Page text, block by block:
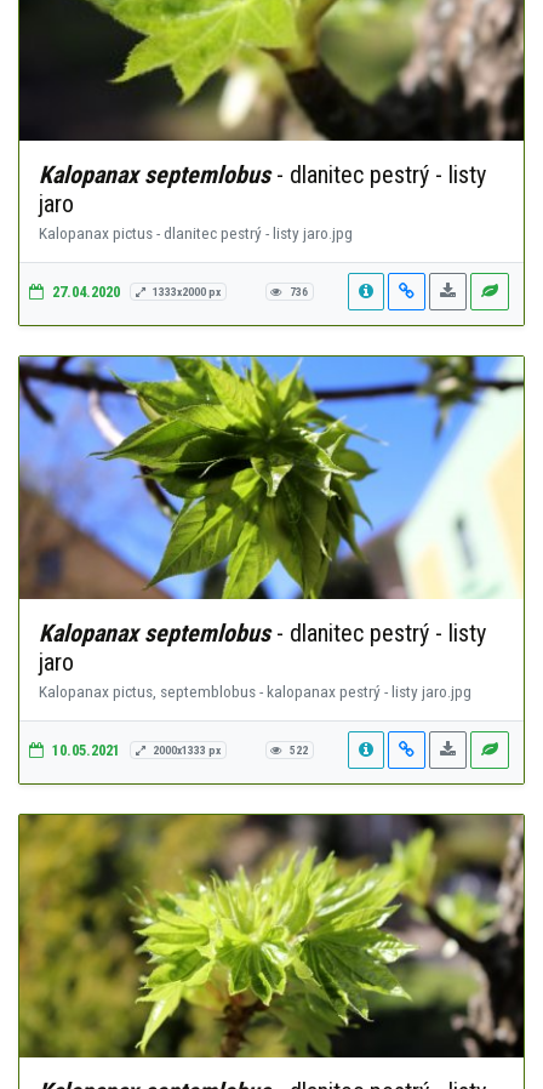
Kalopanax septemlobus- dlanitec pestrý - listy
jaro
Kalopanax pictus - dlanitec pestrý - listy jaro.jpg
27.04.2020 1333x2000 px 736
Kalopanax septemlobus- dlanitec pestrý - listy
jaro
Kalopanax pictus, septemblobus - kalopanax pestrý - listy jaro.jpg
10.05.2021 2000x1333 px 522